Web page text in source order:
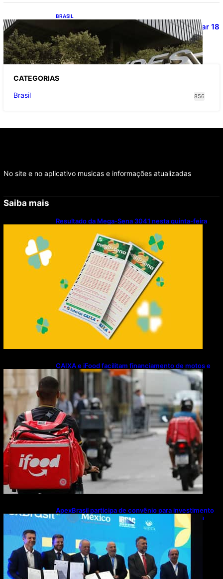
BRASIL
Projetos de saneamento podem beneficiar 18
milhões de brasileiros
CATEGORIAS
Brasil
856
No site e no aplicativo musicas e informações atualizadas
Saiba mais
Resultado da Mega-Sena 3041 nesta quinta-feira
CAIXA e iFood facilitam financiamento de motos e
bicicletas elétricas para entregadores
ApexBrasil participa de convênio para investimento
de R$ 2,63 milhões em exportações de cachaça